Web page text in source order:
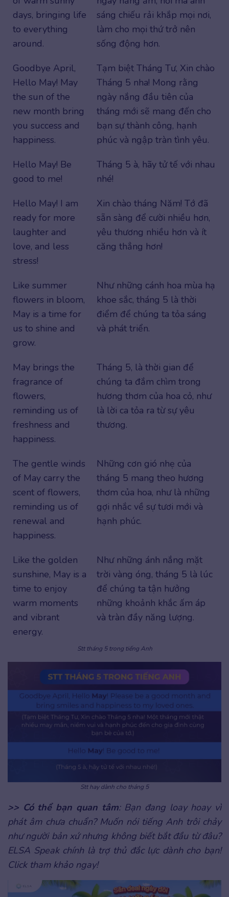
days, bringing life
to everything
around.
sáng chiếu rải khắp mọi nơi,
làm cho mọi thứ trở nên
sống động hơn.
Goodbye April,
Hello May! May
the sun of the
new month bring
you success and
happiness.
Tạm biệt Tháng Tư, Xin chào
Tháng 5 nha! Mong rằng
ngày nắng đầu tiên của
tháng mới sẽ mang đến cho
bạn sự thành công, hạnh
phúc và ngập tràn tình yêu.
Hello May! Be
good to me!
Tháng 5 à, hãy tử tế với nhau
nhé!
Hello May! I am
ready for more
laughter and
love, and less
stress!
Xin chào tháng Năm! Tớ đã
sẵn sàng để cười nhiều hơn,
yêu thương nhiều hơn và ít
căng thẳng hơn!
Like summer
flowers in bloom,
May is a time for
us to shine and
grow.
Như những cánh hoa mùa hạ
khoe sắc, tháng 5 là thời
điểm để chúng ta tỏa sáng
và phát triển.
May brings the
fragrance of
flowers,
reminding us of
freshness and
happiness.
Tháng 5, là thời gian để
chúng ta đắm chìm trong
hương thơm của hoa cỏ, như
là lời ca tỏa ra từ sự yêu
thương.
The gentle winds
of May carry the
scent of flowers,
reminding us of
renewal and
happiness.
Những cơn gió nhẹ của
tháng 5 mang theo hương
thơm của hoa, như là những
gợi nhắc về sự tươi mới và
hạnh phúc.
Like the golden
sunshine, May is a
time to enjoy
warm moments
and vibrant
energy.
Như những ánh nắng mặt
trời vàng óng, tháng 5 là lúc
để chúng ta tận hưởng
những khoảnh khắc ấm áp
và tràn đầy năng lượng.
Stt tháng 5 trong tiếng Anh
Stt hay dành cho tháng 5
>> Có thể bạn quan tâm: Bạn đang loay hoay vì
phát âm chưa chuẩn? Muốn nói tiếng Anh trôi chảy
như người bản xứ nhưng không biết bắt đầu từ đâu?
ELSA Speak chính là trợ thủ đắc lực dành cho bạn!
Click tham khảo ngay!